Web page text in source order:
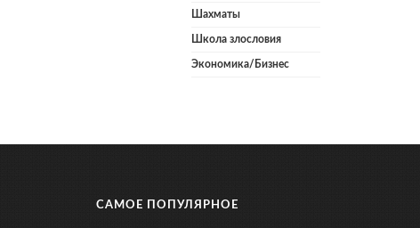
Шахматы
Школа злословия
Экономика/Бизнес
САМОЕ ПОПУЛЯРНОЕ